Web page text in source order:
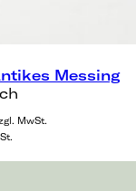
Messing
MwSt.